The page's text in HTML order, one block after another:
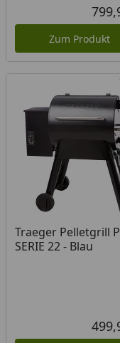
Zum Produkt
Traeger Pelletgrill
SERIE 22 - Blau